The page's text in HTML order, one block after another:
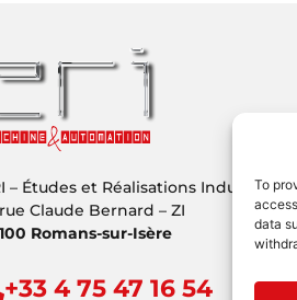
To
data
– Études et Réalisations
rue Claude Bernard – ZI
Romans-sur-Isère
+33 4 75 47 16 54